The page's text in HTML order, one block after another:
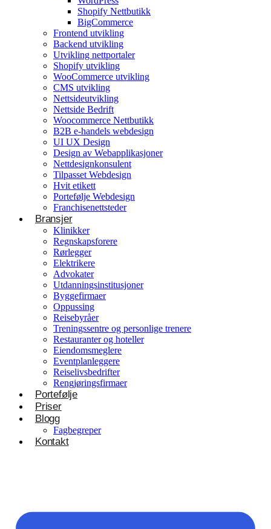
Shopify Nettbutikk
BigCommerce
Frontend utvikling
Backend utvikling
Utvikling nettportaler
Shopify utvikling
WooCommerce utvikling
CMS utvikling
Nettsideutvikling
Nettside Bedrift
Woocommerce Nettbutikk
B2B e-handels webdesign
UI UX Design
Design av Webapplikasjoner
Nettdesignkonsulent
Tilpasset Webdesign
Hvit etikett
Portefølje Webdesign
Franchisenettsteder
Bransjer
Klinikker
Regnskapsforere
Rørlegger
Elektrikere
Advokater
Utdanningsinstitusjoner
Byggefirmaer
Oppussing
Reisebyråer
Treningssentre og personlige trenere
Restauranter og hoteller
Eiendomsmeglere
Eventplanleggere
Reiselivsbedrifter
Rengjøringsfirmaer
Portefølje
Priser
Blogg
Fagbegreper
Kontakt
Konsulentvirksomhet og partnerskap
Nettdesignkonsulent
Hvit etikett
E-handelsløsning
Woocommerce Nettbutikk
Shopify utvikling
WooCommerce utvikling
Betjener
WordPress
Shopify Nettbutikk
BigCommerce
Ønsker du å bygge din tilstedeværelse på nett i
Norge?
Få et tilbud
Byggetjenester
Byggefirmaer